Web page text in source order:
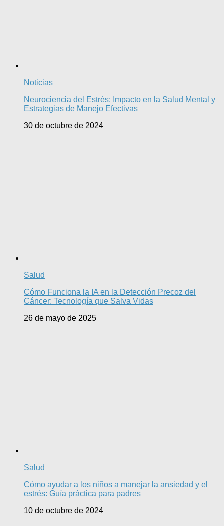
Noticias
Neurociencia del Estrés: Impacto en la Salud Mental y
Estrategias de Manejo Efectivas
30 de octubre de 2024
Salud
Cómo Funciona la IA en la Detección Precoz del
Cáncer: Tecnología que Salva Vidas
26 de mayo de 2025
Salud
Cómo ayudar a los niños a manejar la ansiedad y el
estrés: Guía práctica para padres
10 de octubre de 2024